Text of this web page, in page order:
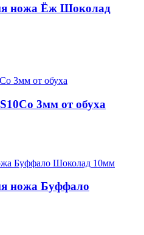
ножа Ёж Шоколад
3мм от обуха
ножа Буффало